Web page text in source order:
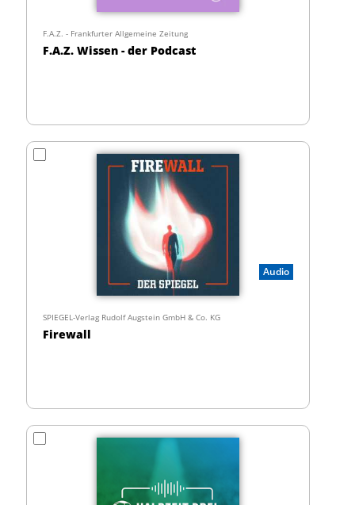
F.A.Z. - Frankfurter Allgemeine Zeitung
F.A.Z. Wissen - der Podcast
Audio
SPIEGEL-Verlag Rudolf Augstein GmbH & Co. KG
Firewall